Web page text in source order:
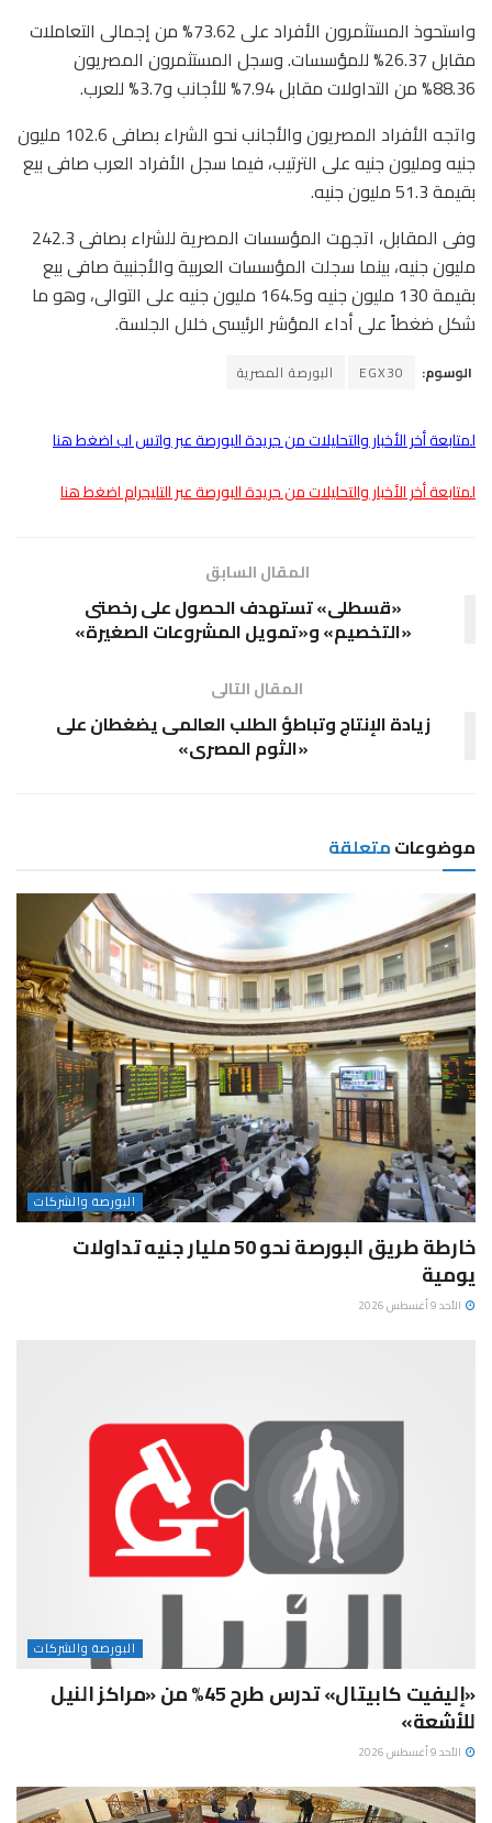
واستحوذ المستثمرون الأفراد على 73.62% من إجمالى التعاملات
مقابل 26.37% للمؤسسات. وسجل المستثمرون المصريون
88.36% من التداولات مقابل 7.94% للأجانب و3.7% للعرب.
واتجه الأفراد المصريون والأجانب نحو الشراء بصافى 102.6 مليون
جنيه ومليون جنيه على الترتيب، فيما سجل الأفراد العرب صافى بيع
بقيمة 51.3 مليون جنيه.
وفى المقابل، اتجهت المؤسسات المصرية للشراء بصافى 242.3
مليون جنيه، بينما سجلت المؤسسات العربية والأجنبية صافى بيع
بقيمة 130 مليون جنيه و164.5 مليون جنيه على التوالى، وهو ما
شكل ضغطاً على أداء المؤشر الرئيسى خلال الجلسة.
الوسوم: EGX30 البورصة المصرية
لمتابعة أخر الأخبار والتحليلات من جريدة البورصة عبر واتس اب اضغط هنا
لمتابعة أخر الأخبار والتحليلات من جريدة البورصة عبر التليجرام اضغط هنا
المقال السابق
«قسطلى» تستهدف الحصول على رخصتى
«التخصيم» و«تمويل المشروعات الصغيرة»
المقال التالى
زيادة الإنتاج وتباطؤ الطلب العالمى يضغطان على
«الثوم المصرى»
موضوعاتمتعلقة
البورصة والشركات
خارطة طريق البورصة نحو 50 مليار جنيه تداولات
يومية
الأحد 9 أغسطس 2026
البورصة والشركات
«إليفيت كابيتال» تدرس طرح 45% من «مراكز النيل
للأشعة»
الأحد 9 أغسطس 2026